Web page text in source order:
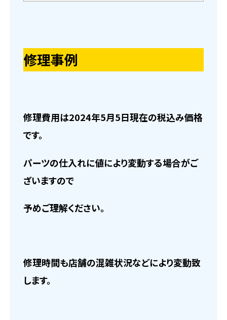
修理事例
修理費用は2024年5月5日現在の税込み価格
です。
パーツの仕入れに値により変動する場合がご
ざいますので
予めご理解ください。
修理時間も店舗の混雑状況などにより変動致
します。